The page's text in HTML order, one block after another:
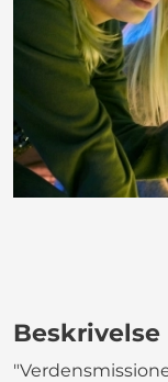
Beskrivelse